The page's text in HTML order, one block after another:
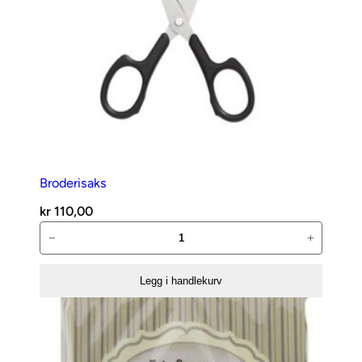
Broderisaks
kr 110,00
antall
− +
Legg i handlekurv